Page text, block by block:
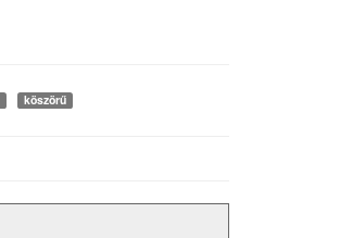
köszörű